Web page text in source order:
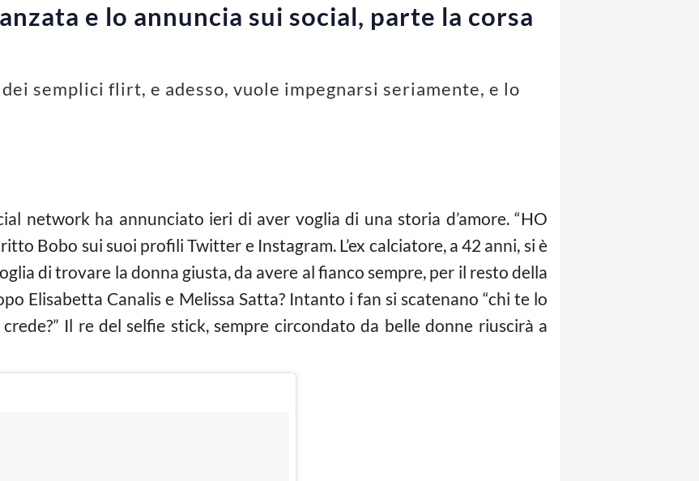
e lo annuncia sui social, parte la corsa
semplici flirt, e adesso, vuole impegnarsi seriamente, e lo
network ha annunciato ieri di aver voglia di una storia d’amore. “HO
Bobo sui suoi profili Twitter e Instagram. L’ex calciatore, a 42 anni, si è
di trovare la donna giusta, da avere al fianco sempre, per il resto della
Elisabetta Canalis e Melissa Satta? Intanto i fan si scatenano “chi te lo
crede?” Il re del selfie stick, sempre circondato da belle donne riuscirà a